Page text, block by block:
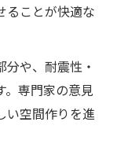
ることが快適な
や、耐震性・
。専門家の意見
い空間作りを進